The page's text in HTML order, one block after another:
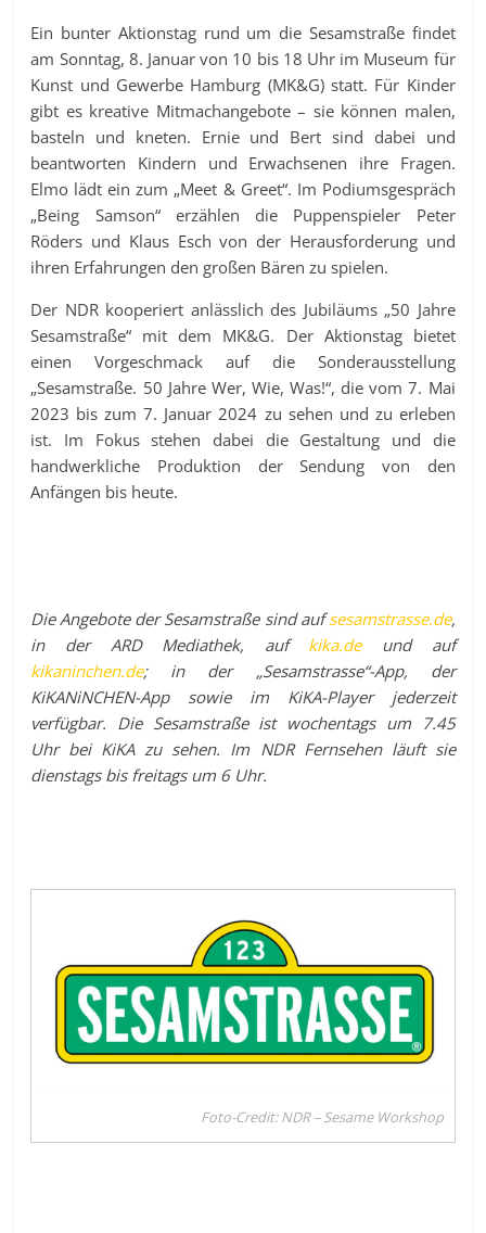
Ein bunter Aktionstag rund um die Sesamstraße findet
am Sonntag, 8. Januar von 10 bis 18 Uhr im Museum für
Kunst und Gewerbe Hamburg (MK&G) statt. Für Kinder
gibt es kreative Mitmachangebote – sie können malen,
basteln und kneten. Ernie und Bert sind dabei und
beantworten Kindern und Erwachsenen ihre Fragen.
Elmo lädt ein zum „Meet & Greet“. Im Podiumsgespräch
„Being Samson“ erzählen die Puppenspieler Peter
Röders und Klaus Esch von der Herausforderung und
ihren Erfahrungen den großen Bären zu spielen.
Der NDR kooperiert anlässlich des Jubiläums „50 Jahre
Sesamstraße“ mit dem MK&G. Der Aktionstag bietet
einen Vorgeschmack auf die Sonderausstellung
„Sesamstraße. 50 Jahre Wer, Wie, Was!“, die vom 7. Mai
2023 bis zum 7. Januar 2024 zu sehen und zu erleben
ist. Im Fokus stehen dabei die Gestaltung und die
handwerkliche Produktion der Sendung von den
Anfängen bis heute.
Die Angebote der Sesamstraße sind aufsesamstrasse.de,
in der ARD Mediathek, auf kika.deund auf
kikaninchen.de; in der „Sesamstrasse“-App, der
KiKANiNCHEN-App sowie im KiKA-Player jederzeit
verfügbar. Die Sesamstraße ist wochentags um 7.45
Uhr bei KiKA zu sehen. Im NDR Fernsehen läuft sie
dienstags bis freitags um 6 Uhr.
Foto-Credit: NDR – Sesame Workshop